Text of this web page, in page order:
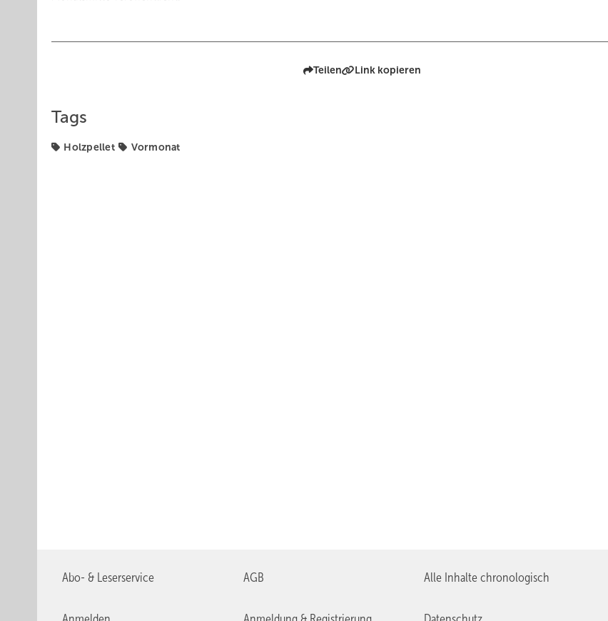
Teilen Link kopieren
Tags
Holzpellet Vormonat
Abo- & Leserservice AGB Alle Inhalte chronologisch